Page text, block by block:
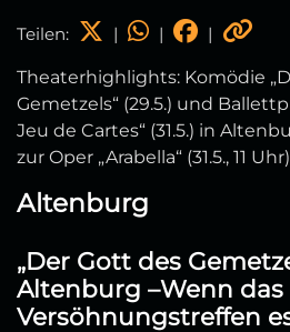
Teilen: | | |
Theaterhighlights: Komödie
Gemetzels“ (29.5.) und
Jeu de Cartes“ (31.5.) in
zur Oper „Arabella“ (31.5., 11
Altenburg
„Der Gott des
Altenburg –Wenn das
Versöhnungstreffen